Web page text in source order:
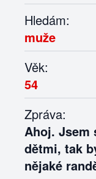
Hledám:
muže
Věk:
54
Zpráva:
Ahoj. Jsem
dětmi, tak
nějaké